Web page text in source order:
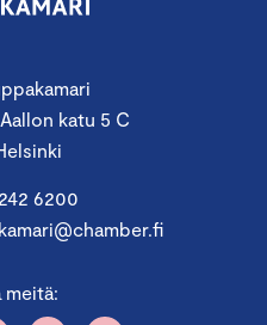
katu 5 C
6200
meitä: